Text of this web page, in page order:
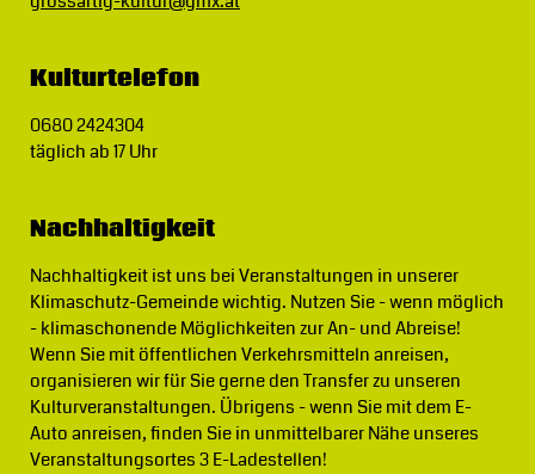
Kulturtelefon
0680 2424304
täglich ab 17 Uhr
Nachhaltigkeit
Nachhaltigkeit ist uns bei Veranstaltungen in unserer
Klimaschutz-Gemeinde wichtig. Nutzen Sie - wenn möglich
- klimaschonende Möglichkeiten zur An- und Abreise!
Wenn Sie mit öffentlichen Verkehrsmitteln anreisen,
organisieren wir für Sie gerne den Transfer zu unseren
Kulturveranstaltungen. Übrigens - wenn Sie mit dem E-
Auto anreisen, finden Sie in unmittelbarer Nähe unseres
Veranstaltungsortes 3 E-Ladestellen!